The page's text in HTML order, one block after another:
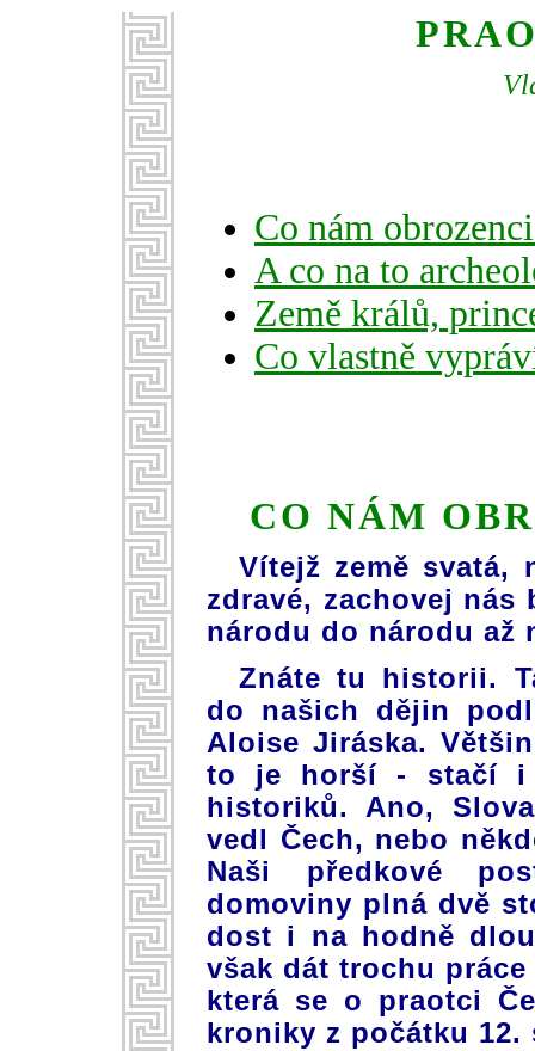
Co nám
A co na to
Země králů,
Co vlastně
CO NÁM
Vítejž země svatá,
zdravé, zachovej nás
národu do národu až
Znáte tu historii.
do našich dějin
Aloise Jiráska.
to je horší - stačí i
historiků. Ano,
vedl Čech, nebo
Naši předkové
domoviny plná dvě
dost i na hodně
však dát trochu
která se o praotci
kroniky z počátku